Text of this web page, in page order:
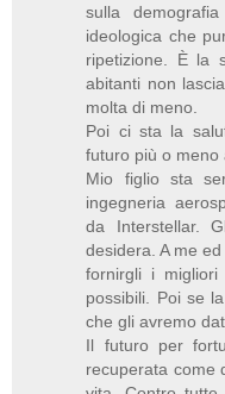
sulla
ideologica che
ripetizione. È la
abitanti non
molta di meno.
Poi ci sta la
futuro più o meno
Mio figlio sta
ingegneria
da Interstellar.
desidera. A me
fornirgli i
possibili. Poi se
che gli avremo
Il futuro per
recuperata come